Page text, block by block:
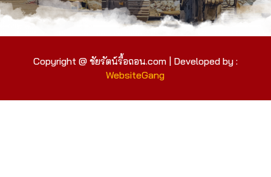
Copyright @ ชัยรัตน์รื้อถอน.com | Developed by :
WebsiteGang